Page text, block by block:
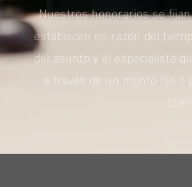
Nuestros honorarios se
establecen en razón del
del asunto y el especialista
a través de un monto fijo o